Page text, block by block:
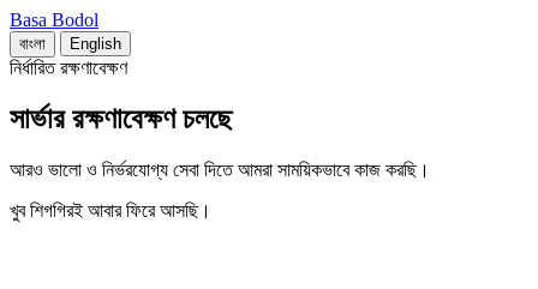
Basa Bodol
বাংলা English
নির্ধারিত রক্ষণাবেক্ষণ
সার্ভার রক্ষণাবেক্ষণ চলছে
আরও ভালো ও নির্ভরযোগ্য সেবা দিতে আমরা সাময়িকভাবে কাজ করছি।
খুব শিগগিরই আবার ফিরে আসছি।